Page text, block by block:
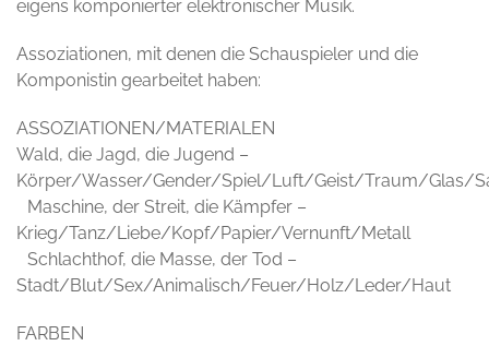
eigens komponierter elektronischer Musik.
Assoziationen, mit denen die Schauspieler und die
Komponistin gearbeitet haben:
ASSOZIATIONEN/MATERIALEN
Wald, die Jagd, die Jugend –
Körper/Wasser/Gender/Spiel/Luft/Geist/Traum/Glas/
Maschine, der Streit, die Kämpfer –
Krieg/Tanz/Liebe/Kopf/Papier/Vernunft/Metall
Schlachthof, die Masse, der Tod –
Stadt/Blut/Sex/Animalisch/Feuer/Holz/Leder/Haut
FARBEN